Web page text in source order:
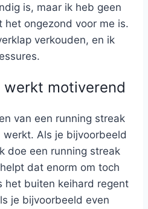
is, maar ik heb geen
het ongezond voor me is.
verkouden, en ik
werkt motiverend
van een running streak
Als je bijvoorbeeld
doe een running streak
dat enorm om toch
het buiten keihard regent
je bijvoorbeeld even